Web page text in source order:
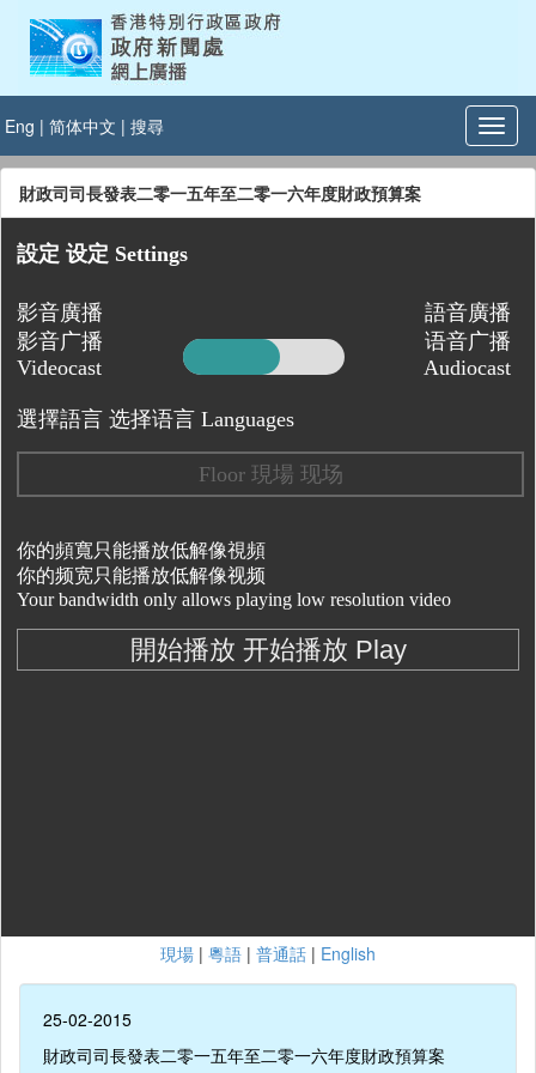
Eng | 简体中文 | 搜尋
財政司司長發表二零一五年至二零一六年度財政預算案
現場 | 粵語 | 普通話 | English
25-02-2015
財政司司長發表二零一五年至二零一六年度財政預算案